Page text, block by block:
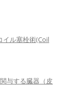
イル塞栓術(Coil
与する臓器（皮